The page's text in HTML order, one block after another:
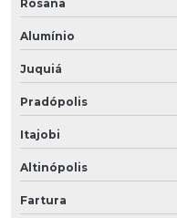
Rosana
Alumínio
Juquiá
Pradópolis
Itajobi
Altinópolis
Fartura